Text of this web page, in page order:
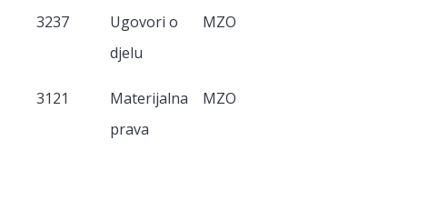
3237
Ugovori o
djelu
MZO
3121
Materijalna
prava
MZO